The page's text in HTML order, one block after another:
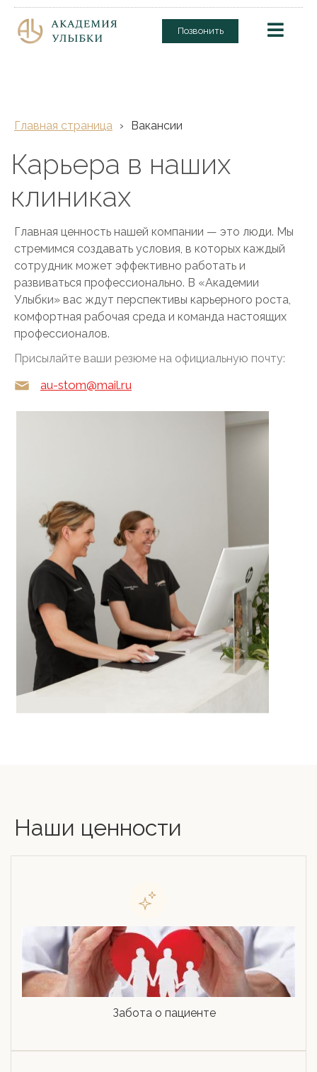
Позвонить
Главная страница › Вакансии
Карьера в наших
клиниках
Главная ценность нашей компании — это люди. Мы
стремимся создавать условия, в которых каждый
сотрудник может эффективно работать и
развиваться профессионально. В «Академии
Улыбки» вас ждут перспективы карьерного роста,
комфортная рабочая среда и команда настоящих
профессионалов.
Присылайте ваши резюме на официальную почту:
au-stom@mail.ru
Наши ценности
Забота о пациенте